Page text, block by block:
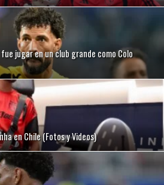
jugar en un club grande como Colo
en Chile (Fotos y Videos)